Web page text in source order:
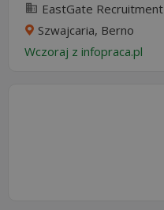
EastGate Recruitment
Szwajcaria, Berno
Wczoraj z infopraca.pl